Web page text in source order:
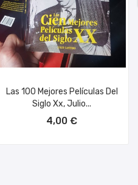
Las 100 Mejores Películas Del
Siglo Xx, Julio...
4,00 €
AÑADIR AL CARRITO